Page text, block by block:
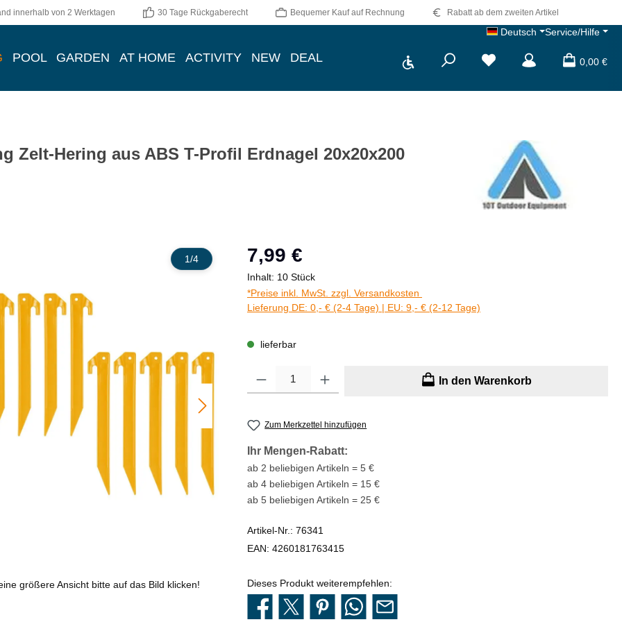
innerhalb von 2 Werktagen 30 Tage Rückgaberecht Bequemer Kauf auf Rechnung Rabatt ab dem zweiten Artikel
Deutsch Service/Hilfe
POOL GARDEN AT HOME ACTIVITY NEW DEAL Werkzeugleiste anzeigenDu hast 0 Produkte auf
0,00 €
Zelt-Hering aus ABS T-Profil Erdnagel 20x20x200
größere Ansicht bitte auf das Bild klicken!
1/4
Regulärer Preis:
7,99 €
Inhalt: 10 Stück
*Preise inkl. MwSt. zzgl. Versandkosten
Lieferung DE: 0,- € (2-4 Tage) | EU: 9,- € (2-12 Tage)
lieferbar
Produkt Anzahl: Gib den gewünschten Wert ein oder benutze die Schaltflächen um
In den Warenkorb
Zum Merkzettel hinzufügen
Ihr Mengen-Rabatt:
ab 2 beliebigen Artikeln = 5 €
ab 4 beliebigen Artikeln = 15 €
ab 5 beliebigen Artikeln = 25 €
Artikel-Nr.: 76341
EAN: 4260181763415
Dieses Produkt weiterempfehlen: